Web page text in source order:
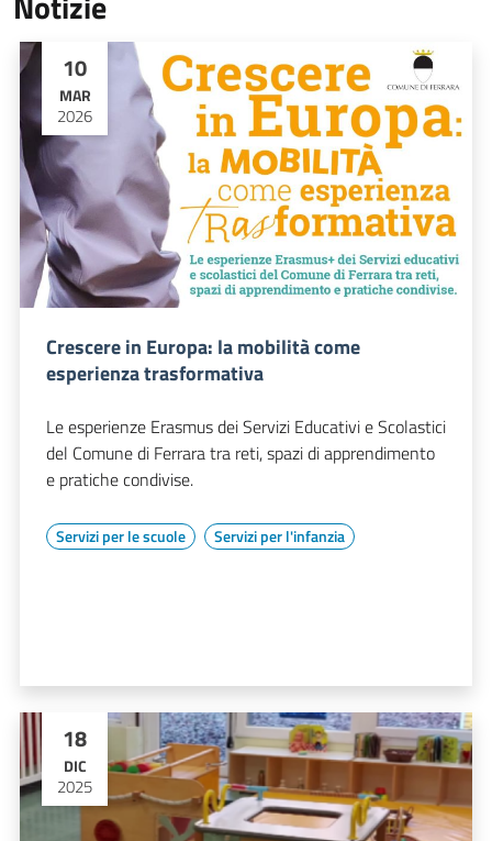
10
MAR
2026
Crescere in Europa: la mobilità come
esperienza trasformativa
Le esperienze Erasmus dei Servizi Educativi e Scolastici
del Comune di Ferrara tra reti, spazi di apprendimento
e pratiche condivise.
Servizi per le scuole Servizi per l'infanzia
18
DIC
2025